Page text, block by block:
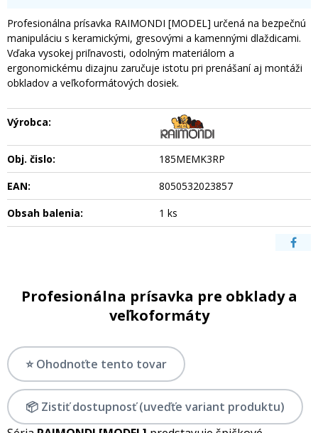
Profesionálna prísavka RAIMONDI [MODEL] určená na bezpečnú
manipuláciu s keramickými, gresovými a kamennými dlaždicami.
Vďaka vysokej priľnavosti, odolným materiálom a
ergonomickému dizajnu zaručuje istotu pri prenášaní aj montáži
obkladov a veľkoformátových dosiek.
Výrobca:
Obj. čislo:
185MEMK3RP
EAN:
8050532023857
Obsah balenia:
1 ks
Profesionálna prísavka pre obklady a
veľkoformáty
⭐ Ohodnoťte tento tovar
📦 Zistiť dostupnosť (uveďťe variant produktu)